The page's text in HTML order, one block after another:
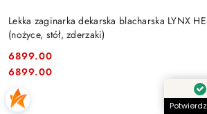
Lekka zaginarka dekarska blacharska LYNX
(nożyce, stół, zderzaki)
Cena:
6899.00
Cena:
6899.00